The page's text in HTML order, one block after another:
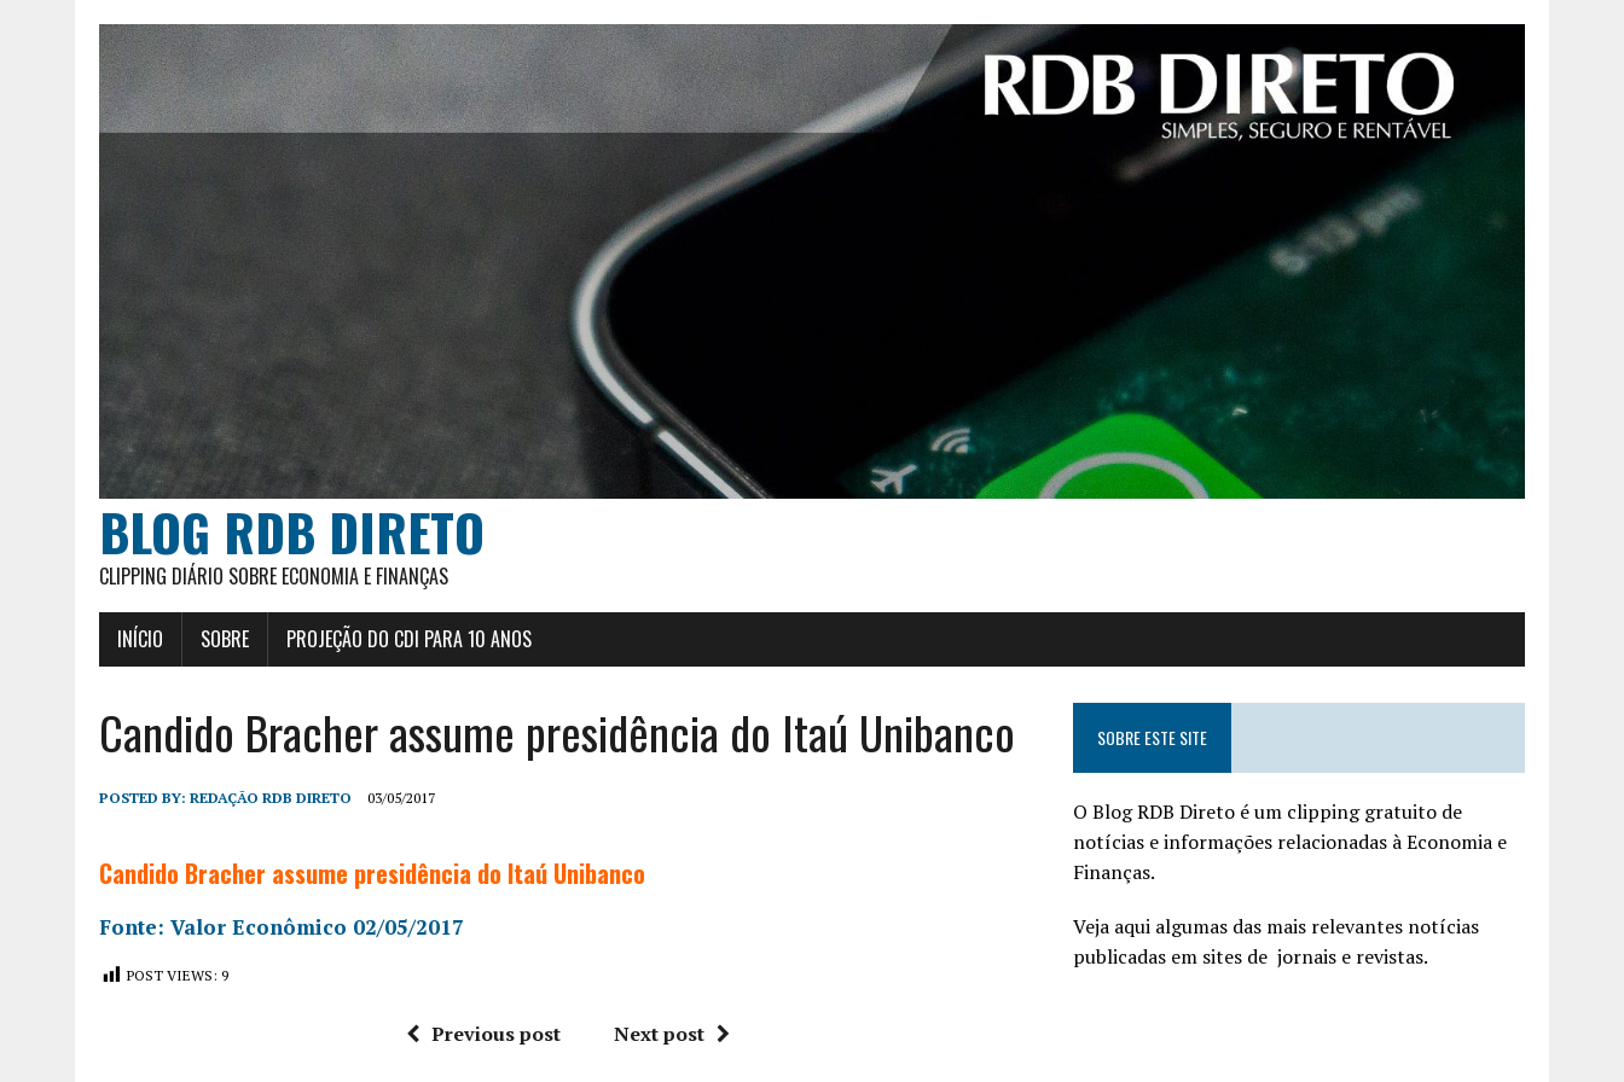
BLOG RDB DIRETO
CLIPPING DIÁRIO SOBRE ECONOMIA E FINANÇAS
INÍCIO SOBRE PROJEÇÃO DO CDI PARA 10 ANOS
Candido Bracher assume presidência do Itaú Unibanco
POSTED BY: REDAÇÃO RDB DIRETO 03/05/2017
Candido Bracher assume presidência do Itaú Unibanco
Fonte: Valor Econômico 02/05/2017
POST VIEWS: 9
Previous post Next post
SOBRE ESTE SITE
O Blog RDB Direto é um clipping gratuito de
notícias e informações relacionadas à Economia e
Finanças.
Veja aqui algumas das mais relevantes notícias
publicadas em sites de jornais e revistas.